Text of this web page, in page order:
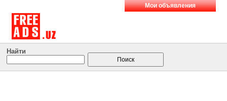
Мои объявления
Найти